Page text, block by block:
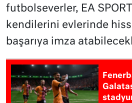
futbolseverler, EA
kendilerini evlerinde
başarıya imza